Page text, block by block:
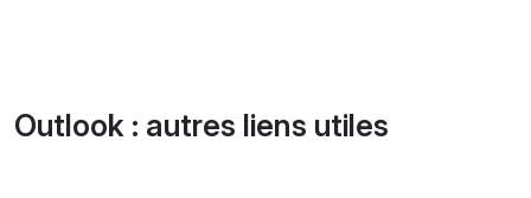
Outlook : autres liens utiles